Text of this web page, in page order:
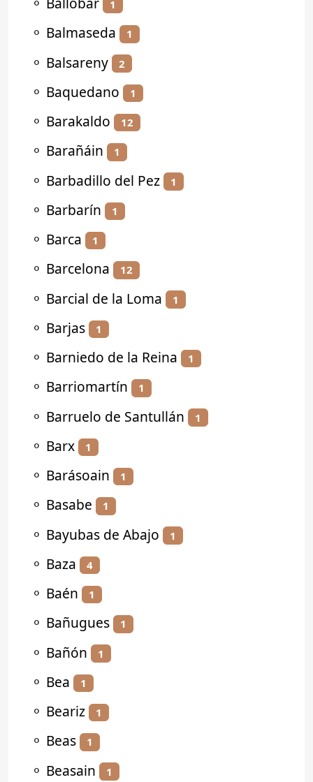
1
⚬ Balmaseda 1
⚬ Balsareny 2
⚬ Baquedano 1
⚬ Barakaldo 12
⚬ Barañáin 1
⚬ Barbadillo del Pez 1
⚬ Barbarín 1
⚬ Barca 1
⚬ Barcelona 12
⚬ Barcial de la Loma 1
⚬ Barjas 1
⚬ Barniedo de la Reina 1
⚬ Barriomartín 1
⚬ Barruelo de Santullán 1
⚬ Barx 1
⚬ Barásoain 1
⚬ Basabe 1
⚬ Bayubas de Abajo 1
⚬ Baza 4
⚬ Baén 1
⚬ Bañugues 1
⚬ Bañón 1
⚬ Bea 1
⚬ Beariz 1
⚬ Beas 1
⚬ Beasain 1